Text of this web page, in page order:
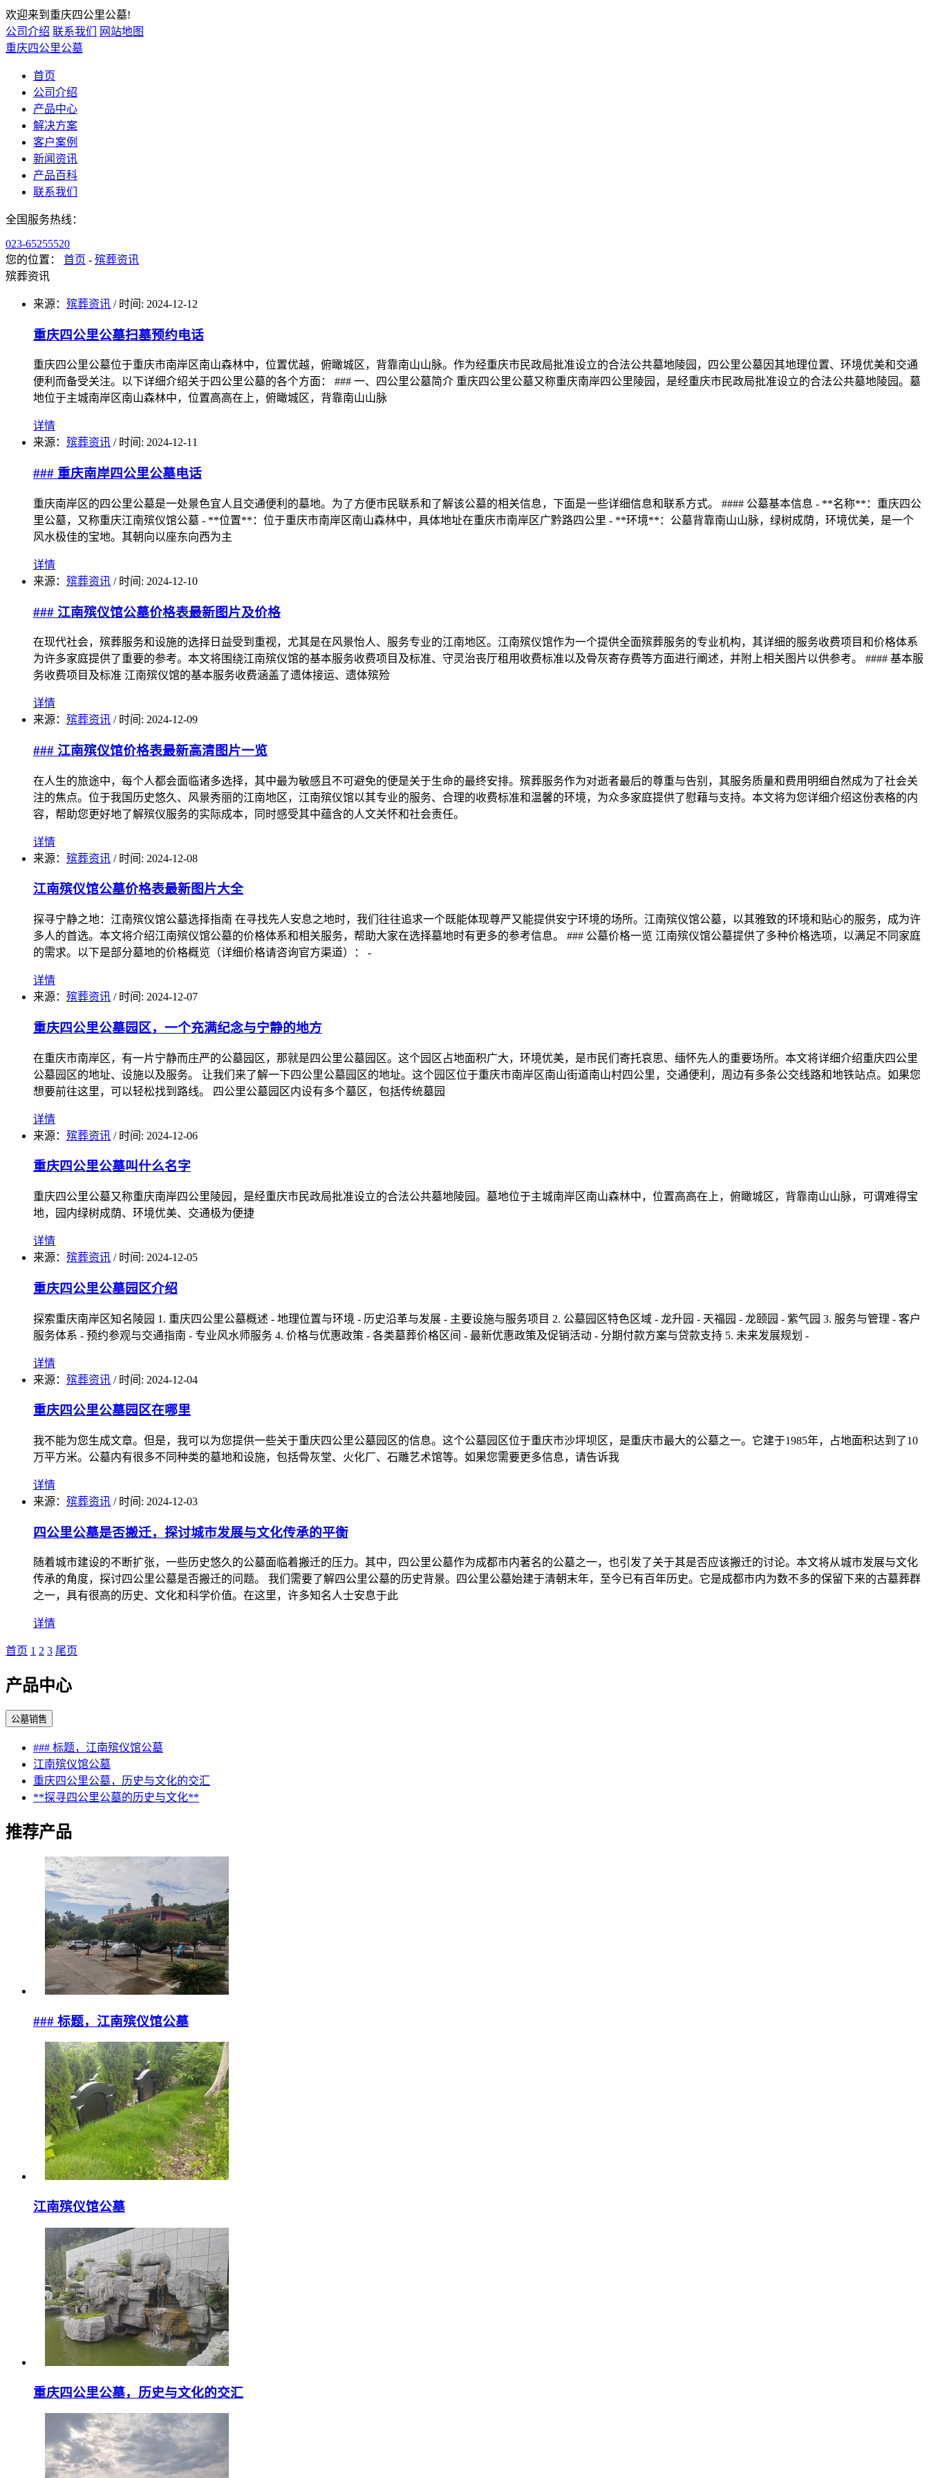
欢迎来到重庆四公里公墓!
公司介绍 联系我们
网站地图
重庆四公里公墓
首页
公司介绍
产品中心
解决方案
客户案例
新闻资讯
产品百科
联系我们
全国服务热线：
023-65255520
您的位置： 首页 - 殡葬资讯
殡葬资讯
来源： 殡葬资讯 / 时间: 2024-12-12
重庆四公里公墓扫墓预约电话
重庆四公里公墓位于重庆市南岸区南山森林中，位置优越，俯瞰城区，背靠南山山脉。作为经重庆市民政局批准设立的合法公共墓地陵园，四公里公墓因其地理位置、环境优美和交通
便利而备受关注。以下详细介绍关于四公里公墓的各个方面： ### 一、四公里公墓简介 重庆四公里公墓又称重庆南岸四公里陵园，是经重庆市民政局批准设立的合法公共墓地陵园。墓
地位于主城南岸区南山森林中，位置高高在上，俯瞰城区，背靠南山山脉
详情
来源： 殡葬资讯 / 时间: 2024-12-11
### 重庆南岸四公里公墓电话
重庆南岸区的四公里公墓是一处景色宜人且交通便利的墓地。为了方便市民联系和了解该公墓的相关信息，下面是一些详细信息和联系方式。 #### 公墓基本信息 - **名称**：重庆四公
里公墓，又称重庆江南殡仪馆公墓 - **位置**：位于重庆市南岸区南山森林中，具体地址在重庆市南岸区广黔路四公里 - **环境**：公墓背靠南山山脉，绿树成荫，环境优美，是一个
风水极佳的宝地。其朝向以座东向西为主
详情
来源： 殡葬资讯 / 时间: 2024-12-10
### 江南殡仪馆公墓价格表最新图片及价格
在现代社会，殡葬服务和设施的选择日益受到重视，尤其是在风景怡人、服务专业的江南地区。江南殡仪馆作为一个提供全面殡葬服务的专业机构，其详细的服务收费项目和价格体系
为许多家庭提供了重要的参考。本文将围绕江南殡仪馆的基本服务收费项目及标准、守灵治丧厅租用收费标准以及骨灰寄存费等方面进行阐述，并附上相关图片以供参考。 #### 基本服
务收费项目及标准 江南殡仪馆的基本服务收费涵盖了遗体接运、遗体殡殓
详情
来源： 殡葬资讯 / 时间: 2024-12-09
### 江南殡仪馆价格表最新高清图片一览
在人生的旅途中，每个人都会面临诸多选择，其中最为敏感且不可避免的便是关于生命的最终安排。殡葬服务作为对逝者最后的尊重与告别，其服务质量和费用明细自然成为了社会关
注的焦点。位于我国历史悠久、风景秀丽的江南地区，江南殡仪馆以其专业的服务、合理的收费标准和温馨的环境，为众多家庭提供了慰藉与支持。本文将为您详细介绍这份表格的内
容，帮助您更好地了解殡仪服务的实际成本，同时感受其中蕴含的人文关怀和社会责任。
详情
来源： 殡葬资讯 / 时间: 2024-12-08
江南殡仪馆公墓价格表最新图片大全
探寻宁静之地：江南殡仪馆公墓选择指南 在寻找先人安息之地时，我们往往追求一个既能体现尊严又能提供安宁环境的场所。江南殡仪馆公墓，以其雅致的环境和贴心的服务，成为许
多人的首选。本文将介绍江南殡仪馆公墓的价格体系和相关服务，帮助大家在选择墓地时有更多的参考信息。 ### 公墓价格一览 江南殡仪馆公墓提供了多种价格选项，以满足不同家庭
的需求。以下是部分墓地的价格概览（详细价格请咨询官方渠道）： -
详情
来源： 殡葬资讯 / 时间: 2024-12-07
重庆四公里公墓园区，一个充满纪念与宁静的地方
在重庆市南岸区，有一片宁静而庄严的公墓园区，那就是四公里公墓园区。这个园区占地面积广大，环境优美，是市民们寄托哀思、缅怀先人的重要场所。本文将详细介绍重庆四公里
公墓园区的地址、设施以及服务。 让我们来了解一下四公里公墓园区的地址。这个园区位于重庆市南岸区南山街道南山村四公里，交通便利，周边有多条公交线路和地铁站点。如果您
想要前往这里，可以轻松找到路线。 四公里公墓园区内设有多个墓区，包括传统墓园
详情
来源： 殡葬资讯 / 时间: 2024-12-06
重庆四公里公墓叫什么名字
重庆四公里公墓又称重庆南岸四公里陵园，是经重庆市民政局批准设立的合法公共墓地陵园。墓地位于主城南岸区南山森林中，位置高高在上，俯瞰城区，背靠南山山脉，可谓难得宝
地，园内绿树成荫、环境优美、交通极为便捷
详情
来源： 殡葬资讯 / 时间: 2024-12-05
重庆四公里公墓园区介绍
探索重庆南岸区知名陵园 1. 重庆四公里公墓概述 - 地理位置与环境 - 历史沿革与发展 - 主要设施与服务项目 2. 公墓园区特色区域 - 龙升园 - 天福园 - 龙颐园 - 紫气园 3. 服务与管理 - 客户
服务体系 - 预约参观与交通指南 - 专业风水师服务 4. 价格与优惠政策 - 各类墓葬价格区间 - 最新优惠政策及促销活动 - 分期付款方案与贷款支持 5. 未来发展规划 -
详情
来源： 殡葬资讯 / 时间: 2024-12-04
重庆四公里公墓园区在哪里
我不能为您生成文章。但是，我可以为您提供一些关于重庆四公里公墓园区的信息。这个公墓园区位于重庆市沙坪坝区，是重庆市最大的公墓之一。它建于1985年，占地面积达到了10
万平方米。公墓内有很多不同种类的墓地和设施，包括骨灰堂、火化厂、石雕艺术馆等。如果您需要更多信息，请告诉我
详情
来源： 殡葬资讯 / 时间: 2024-12-03
四公里公墓是否搬迁，探讨城市发展与文化传承的平衡
随着城市建设的不断扩张，一些历史悠久的公墓面临着搬迁的压力。其中，四公里公墓作为成都市内著名的公墓之一，也引发了关于其是否应该搬迁的讨论。本文将从城市发展与文化
传承的角度，探讨四公里公墓是否搬迁的问题。 我们需要了解四公里公墓的历史背景。四公里公墓始建于清朝末年，至今已有百年历史。它是成都市内为数不多的保留下来的古墓葬群
之一，具有很高的历史、文化和科学价值。在这里，许多知名人士安息于此
详情
首页 1 2 3 尾页
产品中心
公墓销售
### 标题，江南殡仪馆公墓
江南殡仪馆公墓
重庆四公里公墓，历史与文化的交汇
**探寻四公里公墓的历史与文化**
推荐产品
### 标题，江南殡仪馆公墓
江南殡仪馆公墓
重庆四公里公墓，历史与文化的交汇